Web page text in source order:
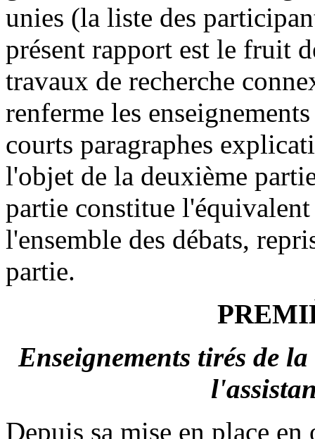
unies (la liste des
présent rapport est le fruit
travaux de recherche
renferme les
courts paragraphes
l'objet de la deuxième
partie constitue
l'ensemble des débats,
partie.
Enseignements tirés de
Depuis sa mise en place